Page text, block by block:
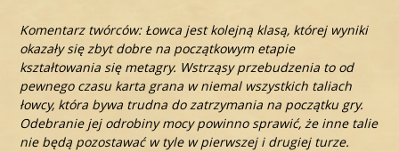
Komentarz twórców: Łowca jest kolejną klasą, której wyniki
okazały się zbyt dobre na początkowym etapie
kształtowania się metagry. Wstrząsy przebudzenia to od
pewnego czasu karta grana w niemal wszystkich taliach
łowcy, która bywa trudna do zatrzymania na początku gry.
Odebranie jej odrobiny mocy powinno sprawić, że inne talie
nie będą pozostawać w tyle w pierwszej i drugiej turze.